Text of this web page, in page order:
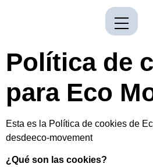
Política de
para Eco
Esta es la Política de cookies de
desdeeco-movement
¿Qué son las cookies?